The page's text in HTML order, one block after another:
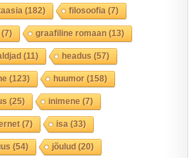
(182) filosoofia (7)
(7) graafiline romaan(13)
(11) headus (57)
(123) huumor(158)
(25) inimene (7)
(7) isa (33)
(54) jõulud(20)